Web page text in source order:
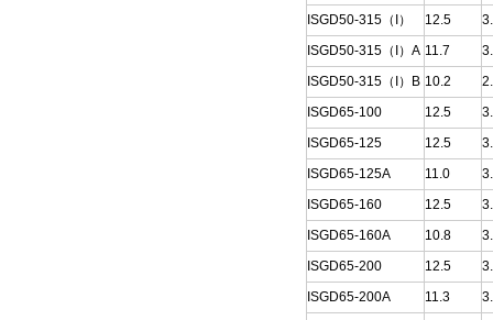
ISGD50-315（I）
12.5
ISGD50-315（I）A 11.7
ISGD50-315（I）B 10.2
ISGD65-100
12.5
ISGD65-125
12.5
ISGD65-125A
11.0
ISGD65-160
12.5
ISGD65-160A
10.8
ISGD65-200
12.5
ISGD65-200A
11.3